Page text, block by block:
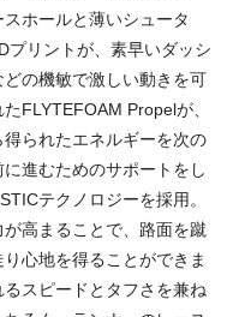
ホールと薄いシュータ
プリントが、素早いダッシ
の機敏で激しい動きを可
FLYTEFOAM Propelが、
られたエネルギーを次の
進むためのサポートをし
テクノロジーを採用。
高まることで、路面を蹴
心地を得ることができま
スピードとタフさを兼ね